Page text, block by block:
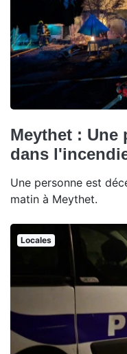
Meythet : Une
dans
Une personne est
matin à Meythet.
Locales